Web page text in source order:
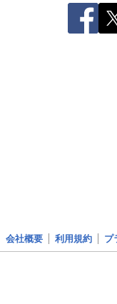
会社概要 利用規約 プ